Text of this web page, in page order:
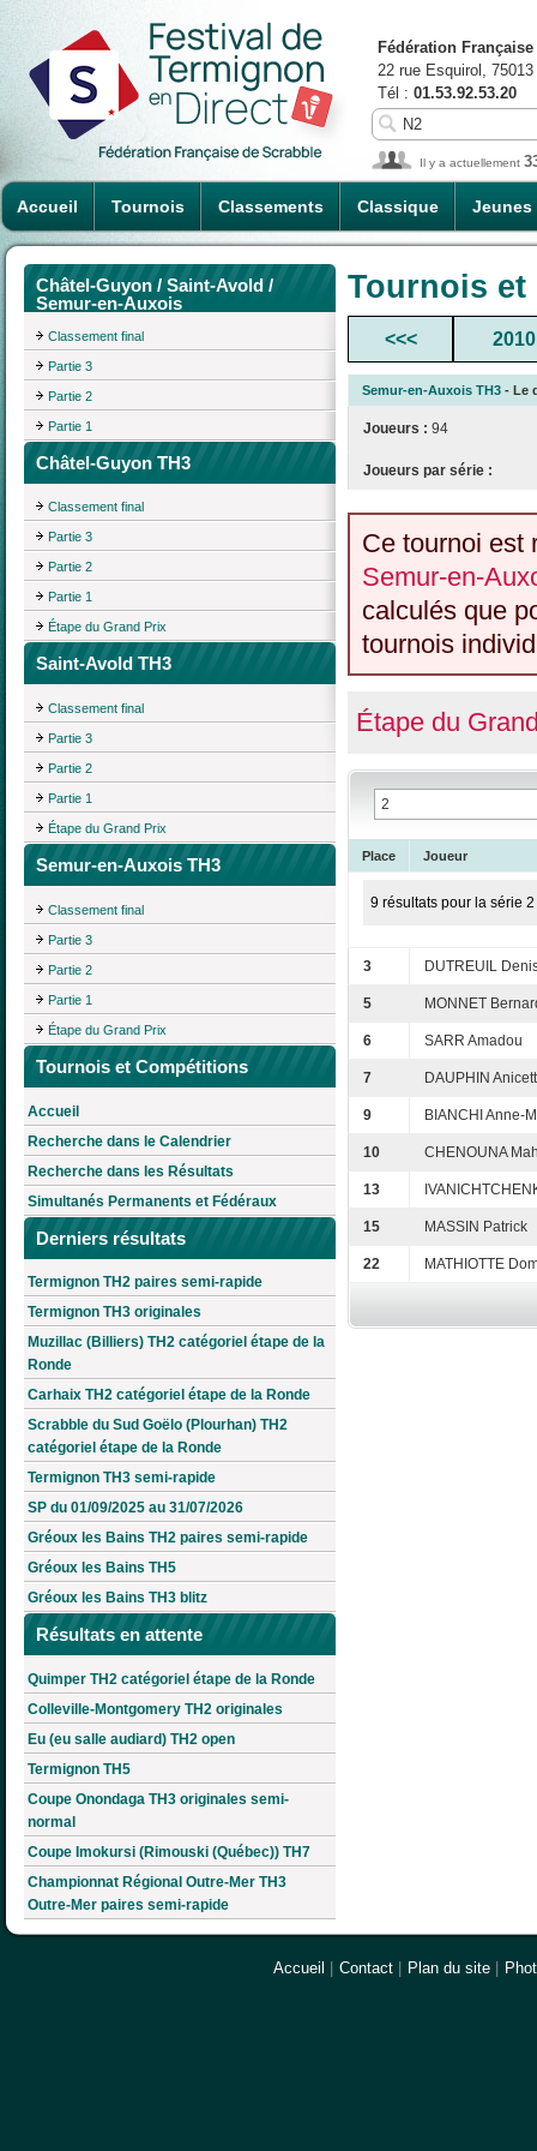
Accueil Tournois Classements Classique Jeunes
Fédération
22 rue Esquirol,
Tél : 01.53.92.53.20
Il y a actuellement
Châtel-Guyon / Saint-Avold /
Semur-en-Auxois
Classement final
Partie 3
Partie 2
Partie 1
Châtel-Guyon TH3
Classement final
Partie 3
Partie 2
Partie 1
Étape du Grand Prix
Saint-Avold TH3
Classement final
Partie 3
Partie 2
Partie 1
Étape du Grand Prix
Semur-en-Auxois TH3
Classement final
Partie 3
Partie 2
Partie 1
Étape du Grand Prix
Tournois et Compétitions
Accueil
Recherche dans le Calendrier
Recherche dans les Résultats
Simultanés Permanents et Fédéraux
Derniers résultats
Termignon TH2 paires semi-rapide
Termignon TH3 originales
Muzillac (Billiers) TH2 catégoriel étape de la
Ronde
Carhaix TH2 catégoriel étape de la Ronde
Scrabble du Sud Goëlo (Plourhan) TH2
catégoriel étape de la Ronde
Termignon TH3 semi-rapide
SP du 01/09/2025 au 31/07/2026
Gréoux les Bains TH2 paires semi-rapide
Gréoux les Bains TH5
Gréoux les Bains TH3 blitz
Résultats en attente
Quimper TH2 catégoriel étape de la Ronde
Colleville-Montgomery TH2 originales
Eu (eu salle audiard) TH2 open
Termignon TH5
Coupe Onondaga TH3 originales semi-
normal
Coupe Imokursi (Rimouski (Québec)) TH7
Championnat Régional Outre-Mer TH3
Outre-Mer paires semi-rapide
Tournois
<<< 2010
Semur-en-Auxois TH3 - Le
Joueurs : 94
Joueurs par série :
Ce tournoi est
Semur-en-
calculés que
tournois
Étape du
Place Joueur
9 résultats pour la série 2
3 DUTREUIL
5 MONNET
6 SARR Amadou
7 DAUPHIN
9 BIANCHI Anne-
10 CHENOUNA
13
15 MASSIN Patrick
22 MATHIOTTE
Accueil Contact Plan du site